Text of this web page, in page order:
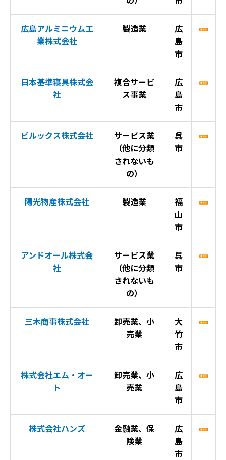
広島アルミニウム工
業株式会社
製造業
広
島
市
日本基準寝具株式会
社
複合サービ
ス事業
広
島
市
ビルックス株式会社
サービス業
（他に分類
されないも
の）
呉
市
陽光物産株式会社 製造業
福
山
市
アンドオール株式会
社
サービス業
（他に分類
されないも
の）
呉
市
三木商事株式会社
卸売業、小
売業
大
竹
市
株式会社エム・オー
ト
卸売業、小
売業
広
島
市
株式会社ハンズ
金融業、保
険業
広
島
市